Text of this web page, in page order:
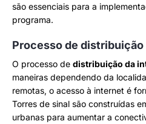
são essenciais para a
programa.
Processo de
O processo de distribuição da
maneiras dependendo da
remotas, o acesso à internet é
Torres de sinal são construídas
urbanas para aumentar a